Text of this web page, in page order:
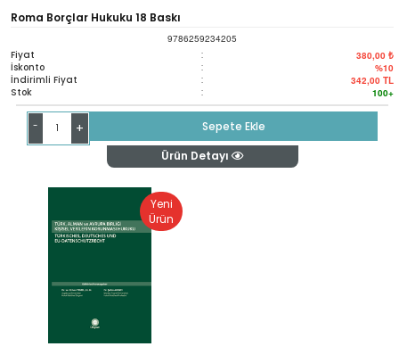
Roma Borçlar Hukuku 18 Baskı
9786259234205
Fiyat : 380,00 ₺
İskonto : %10
İndirimli Fiyat : 342,00 TL
Stok : 100+
- +
Sepete Ekle
Ürün Detayı
Yeni
Ürün